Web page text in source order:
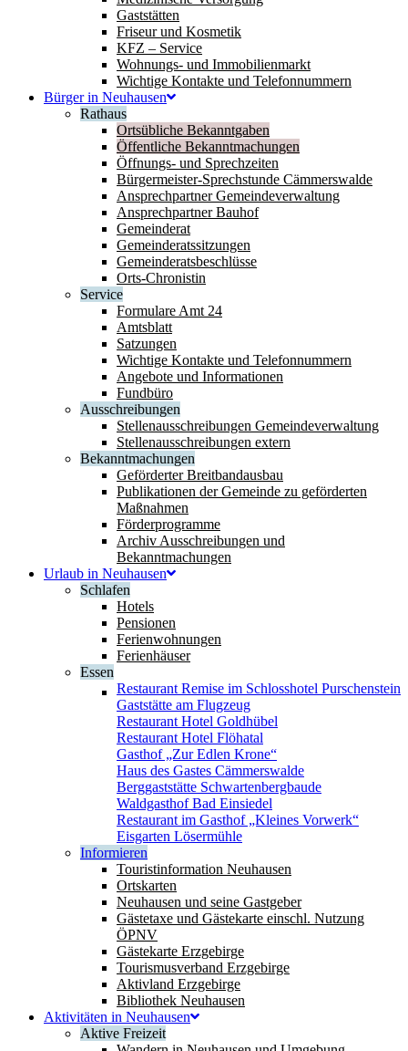
Gaststätten
Friseur und Kosmetik
KFZ – Service
Wohnungs- und Immobilienmarkt
Wichtige Kontakte und Telefonnummern
Bürger in Neuhausen
Rathaus
Ortsübliche Bekanntgaben
Öffentliche Bekanntmachungen
Öffnungs- und Sprechzeiten
Bürgermeister-Sprechstunde Cämmerswalde
Ansprechpartner Gemeindeverwaltung
Ansprechpartner Bauhof
Gemeinderat
Gemeinderatssitzungen
Gemeinderatsbeschlüsse
Orts-Chronistin
Service
Formulare Amt 24
Amtsblatt
Satzungen
Wichtige Kontakte und Telefonnummern
Angebote und Informationen
Fundbüro
Ausschreibungen
Stellenausschreibungen Gemeindeverwaltung
Stellenausschreibungen extern
Bekanntmachungen
Geförderter Breitbandausbau
Publikationen der Gemeinde zu geförderten
Maßnahmen
Förderprogramme
Archiv Ausschreibungen und
Bekanntmachungen
Urlaub in Neuhausen
Schlafen
Hotels
Pensionen
Ferienwohnungen
Ferienhäuser
Essen
Restaurant Remise im Schlosshotel Purschenstein
Gaststätte am Flugzeug
Restaurant Hotel Goldhübel
Restaurant Hotel Flöhatal
Gasthof „Zur Edlen Krone“
Haus des Gastes Cämmerswalde
Berggaststätte Schwartenbergbaude
Waldgasthof Bad Einsiedel
Restaurant im Gasthof „Kleines Vorwerk“
Eisgarten Lösermühle
Informieren
Touristinformation Neuhausen
Ortskarten
Neuhausen und seine Gastgeber
Gästetaxe und Gästekarte einschl. Nutzung
ÖPNV
Gästekarte Erzgebirge
Tourismusverband Erzgebirge
Aktivland Erzgebirge
Bibliothek Neuhausen
Aktivitäten in Neuhausen
Aktive Freizeit